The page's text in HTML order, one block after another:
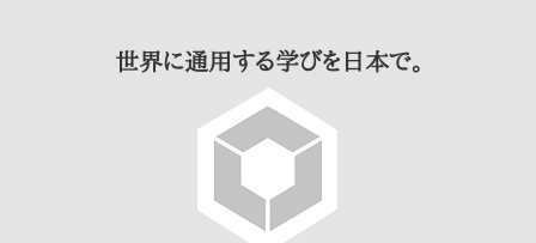
世界に通用する学びを日本で。